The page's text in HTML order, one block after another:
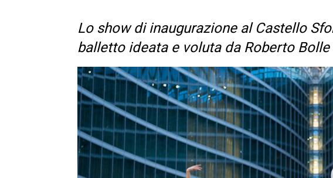
Lo show di inaugurazione al Castello
balletto ideata e voluta da Roberto Bolle